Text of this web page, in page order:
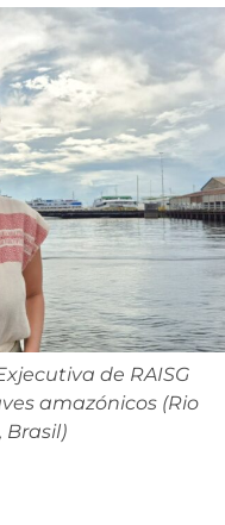
de RAISG
amazónicos (Rio
Brasil)